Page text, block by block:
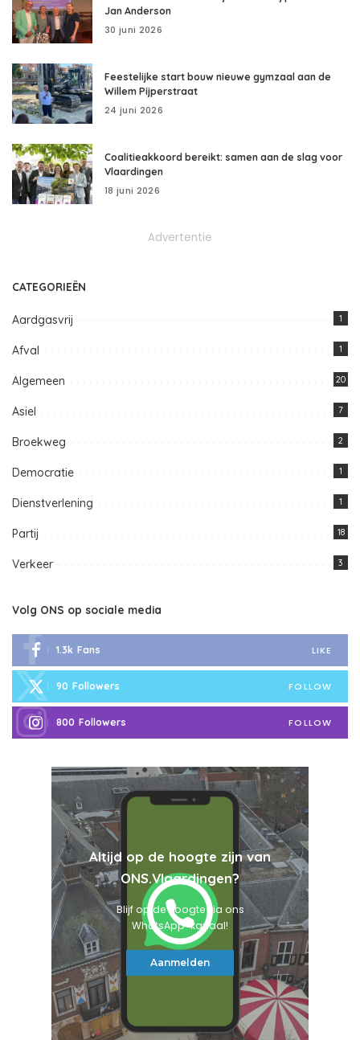
Jan Anderson
30 juni 2026
Feestelijke start bouw nieuwe gymzaal aan de
Willem Pijperstraat
24 juni 2026
Coalitieakkoord bereikt: samen aan de slag voor
Vlaardingen
18 juni 2026
Advertentie
CATEGORIEËN
Aardgasvrij 1
Afval 1
Algemeen 20
Asiel 7
Broekweg 2
Democratie 1
Dienstverlening 1
Partij 18
Verkeer 3
Volg ONS op sociale media
1.3k Fans LIKE
90 Followers FOLLOW
800 Followers FOLLOW
Altijd op de hoogte zijn van
ONS.Vlaardingen?
Blijf op de hoogte via ons
WhatsApp-kanaal!
Aanmelden